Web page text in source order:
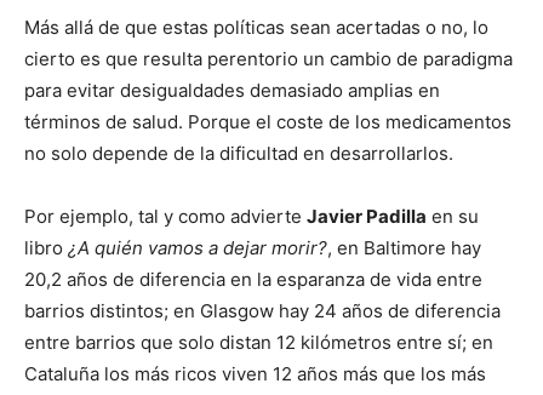
Más allá de que estas políticas sean acertadas o no, lo
cierto es que resulta perentorio un cambio de paradigma
para evitar desigualdades demasiado amplias en
términos de salud. Porque el coste de los medicamentos
no solo depende de la dificultad en desarrollarlos.
Por ejemplo, tal y como advierte Javier Padilla en su
libro ¿A quién vamos a dejar morir?, en Baltimore hay
20,2 años de diferencia en la esparanza de vida entre
barrios distintos; en Glasgow hay 24 años de diferencia
entre barrios que solo distan 12 kilómetros entre sí; en
Cataluña los más ricos viven 12 años más que los más